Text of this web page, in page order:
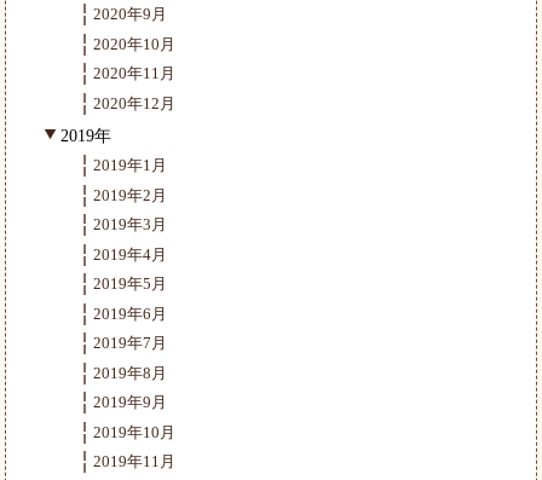
2020年9月
2020年10月
2020年11月
2020年12月
2019年
2019年1月
2019年2月
2019年3月
2019年4月
2019年5月
2019年6月
2019年7月
2019年8月
2019年9月
2019年10月
2019年11月